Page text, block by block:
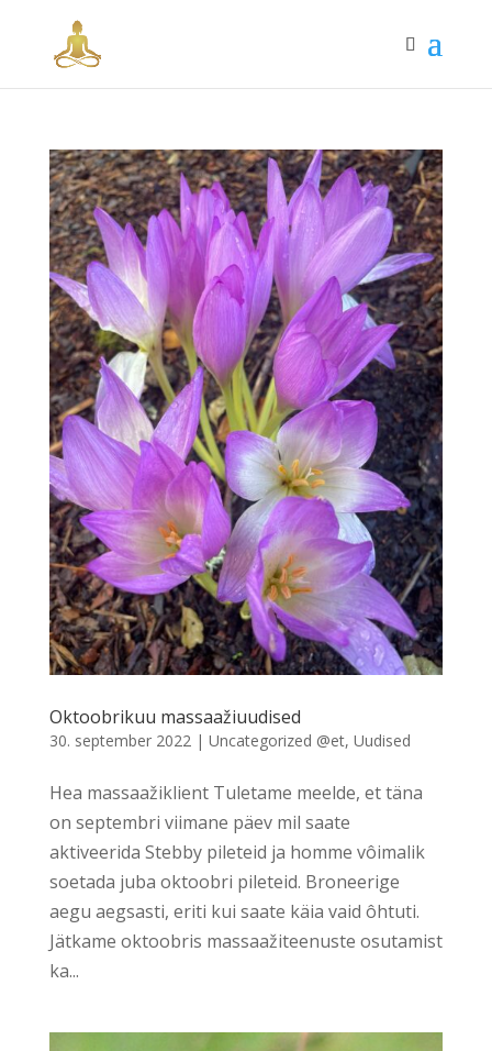
Oktoobrikuu massaažiuudised
30. september 2022| Uncategorized @et, Uudised
Hea massaažiklient Tuletame meelde, et täna
on septembri viimane päev mil saate
aktiveerida Stebby pileteid ja homme vôimalik
soetada juba oktoobri pileteid. Broneerige
aegu aegsasti, eriti kui saate käia vaid ôhtuti.
Jätkame oktoobris massaažiteenuste osutamist
ka...